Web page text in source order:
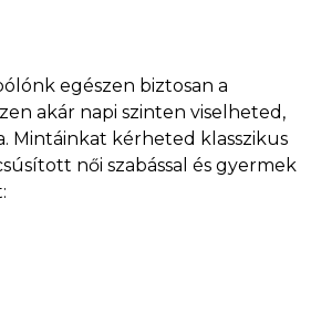
egészen biztosan a
akár napi szinten viselheted,
Mintáinkat kérheted klasszikus
női szabással és gyermek